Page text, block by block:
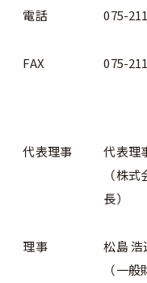
電話 075-
FAX 075-
代表理事
代表理
（株
長）
理事
松島 浩
（⼀